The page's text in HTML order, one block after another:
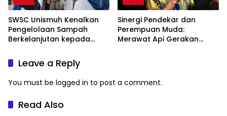
SWSC Unismuh Kenalkan
Pengelolaan Sampah
Berkelanjutan kepada
Visit
Sinergi Pendekar dan
Perempuan Muda:
Merawat Api Gerakan
Leave a Reply
You must be logged in to post a comment.
Read Also